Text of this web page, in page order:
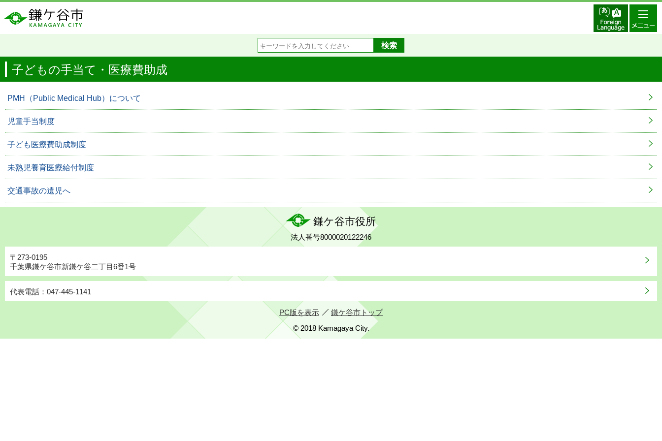
子どもの手当て・医療費助成
PMH（Public Medical Hub）について
児童手当制度
子ども医療費助成制度
未熟児養育医療給付制度
交通事故の遺児へ
鎌ケ谷市役所
法人番号8000020122246
〒273-0195
千葉県鎌ケ谷市新鎌ケ谷二丁目6番1号
代表電話：047-445-1141
PC版を表示
鎌ケ谷市トップ
© 2018 Kamagaya City.